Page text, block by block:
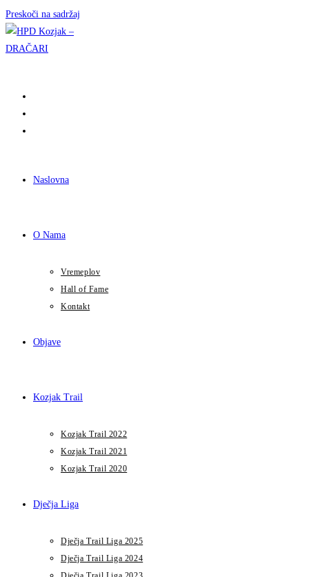
Preskoči na sadržaj
Naslovna
O Nama
Vremeplov
Hall of Fame
Kontakt
Objave
Kozjak Trail
Kozjak Trail 2022
Kozjak Trail 2021
Kozjak Trail 2020
Dječja Liga
Dječja Trail Liga 2025
Dječja Trail Liga 2024